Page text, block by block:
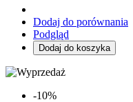
Dodaj do porównania
Podgląd
Dodaj do koszyka
-10%